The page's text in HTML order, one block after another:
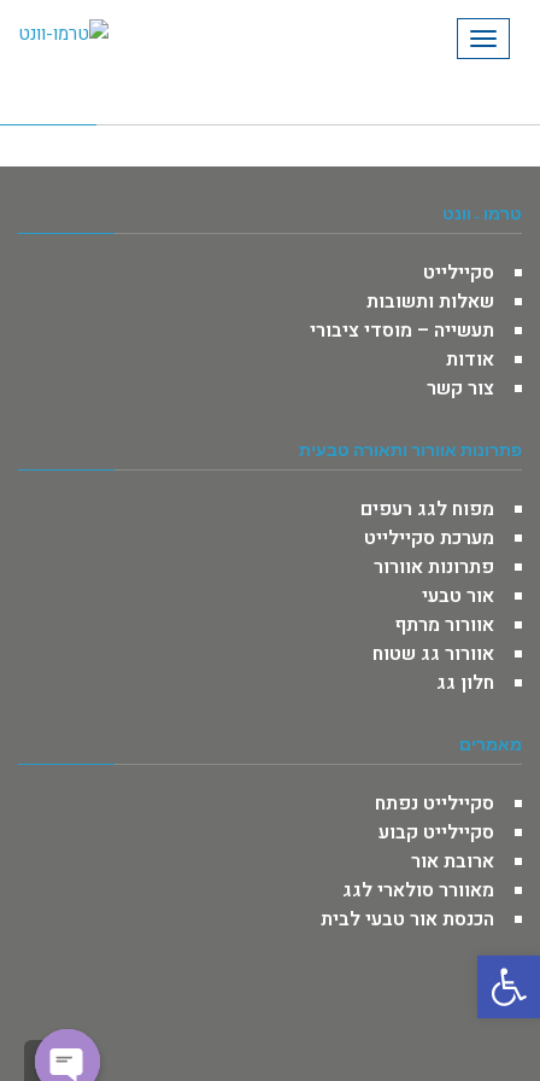
פתח סרגל נגישות
תפריט
טרמו -וונט
סקיילייט
שאלות ותשובות
תעשייה – מוסדי ציבורי
אודות
צור קשר
פתרונות אוורור ותאורה טבעית
מפוח לגג רעפים
מערכת סקיילייט
פתרונות אוורור
אור טבעי
אוורור מרתף
אוורור גג שטוח
חלון גג
מאמרים
סקיילייט נפתח
סקיילייט קבוע
ארובת אור
מאוורר סולארי לגג
הכנסת אור טבעי לבית
Facebook